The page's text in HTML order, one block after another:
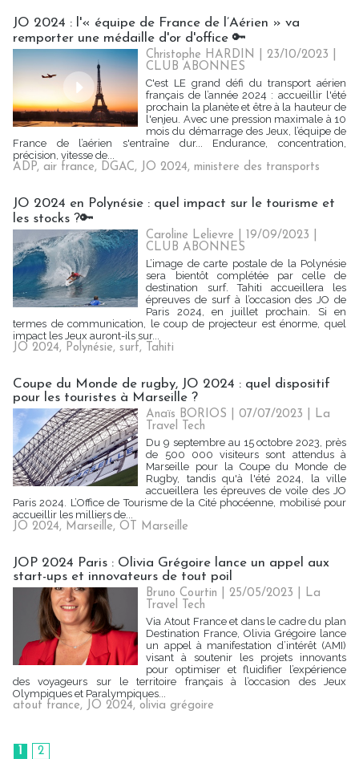
JO 2024 : l'« équipe de France de l’Aérien » va
remporter une médaille d'or d'office 🔑
Christophe HARDIN | 23/10/2023
CLUB ABONNES
C'est LE grand défi du transport aérien
français de l’année 2024 : accueillir l'été
prochain la planète et être à la hauteur de
l'enjeu. Avec une pression maximale à 10
mois du démarrage des Jeux, l’équipe de
France de l’aérien s'entraîne dur... Endurance, concentration,
précision, vitesse de...
ADP, air france, DGAC, JO 2024, ministere des transports
JO 2024 en Polynésie : quel impact sur le tourisme et
les stocks ?🔑
Caroline Lelievre | 19/09/2023
CLUB ABONNES
L’image de carte postale de la Polynésie
sera bientôt complétée par celle de
destination surf. Tahiti accueillera les
épreuves de surf à l’occasion des JO de
Paris 2024, en juillet prochain. Si en
termes de communication, le coup de projecteur est énorme, quel
impact les Jeux auront-ils sur...
JO 2024, Polynésie, surf, Tahiti
Coupe du Monde de rugby, JO 2024 : quel dispositif
pour les touristes à Marseille ?
Anaïs BORIOS | 07/07/2023
La
Travel Tech
Du 9 septembre au 15 octobre 2023, près
de 500 000 visiteurs sont attendus à
Marseille pour la Coupe du Monde de
Rugby, tandis qu'à l'été 2024, la ville
accueillera les épreuves de voile des JO
Paris 2024. L’Office de Tourisme de la Cité phocéenne, mobilisé pour
accueillir les milliers de...
JO 2024, Marseille, OT Marseille
JOP 2024 Paris : Olivia Grégoire lance un appel aux
start-ups et innovateurs de tout poil
Bruno Courtin | 25/05/2023
La
Travel Tech
Via Atout France et dans le cadre du plan
Destination France, Olivia Grégoire lance
un appel à manifestation d’intérêt (AMI)
visant à soutenir les projets innovants
pour optimiser et fluidifier l’expérience
des voyageurs sur le territoire français à l’occasion des Jeux
Olympiques et Paralympiques...
atout france, JO 2024, olivia grégoire
1 2